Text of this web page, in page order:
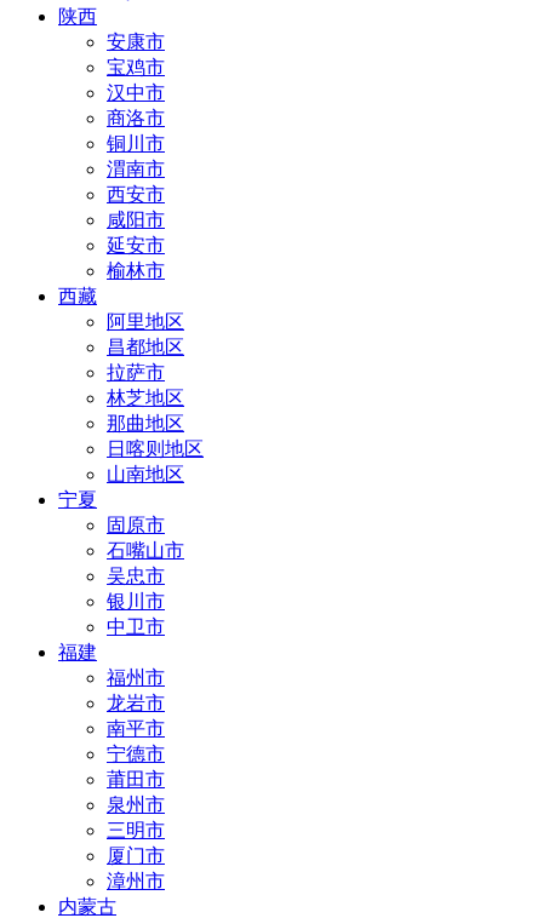
陕西
安康市
宝鸡市
汉中市
商洛市
铜川市
渭南市
西安市
咸阳市
延安市
榆林市
西藏
阿里地区
昌都地区
拉萨市
林芝地区
那曲地区
日喀则地区
山南地区
宁夏
固原市
石嘴山市
吴忠市
银川市
中卫市
福建
福州市
龙岩市
南平市
宁德市
莆田市
泉州市
三明市
厦门市
漳州市
内蒙古